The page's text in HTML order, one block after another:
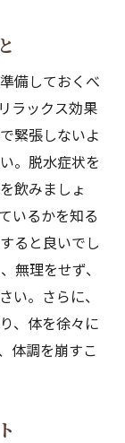
備しておくべ
ラックス効果
緊張しないよ
。脱水症状を
飲みましょ
いるかを知る
ると良いでし
無理をせず、
い。さらに、
、体を徐々に
体調を崩すこ